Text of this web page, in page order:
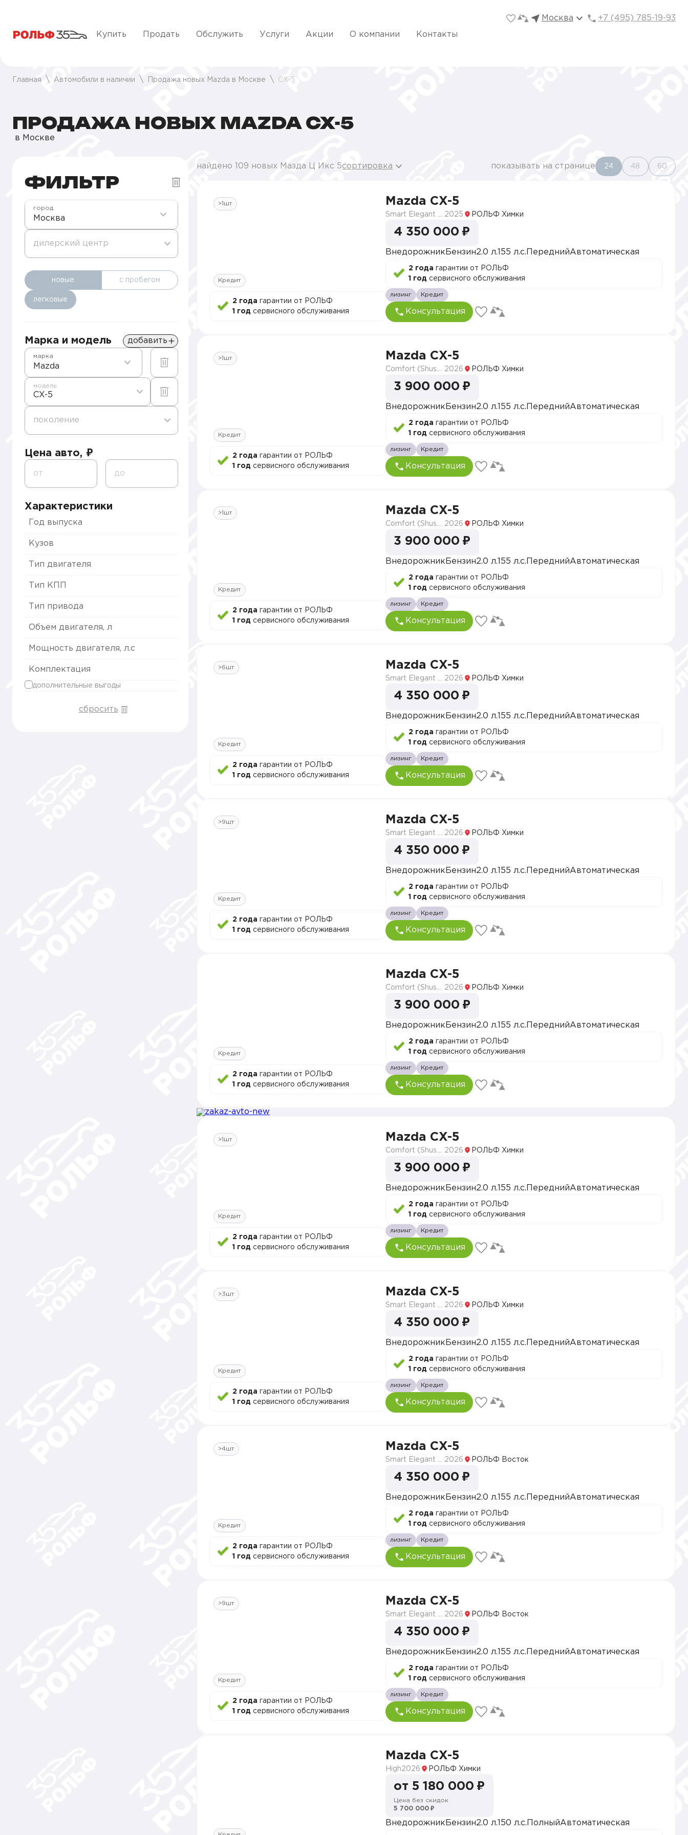
Москва +7 (495) 785-19-93
Купить Продать Обслужить Услуги Акции О компании Контакты
Главная Автомобили в наличии Продажа новых Mazda в Москве CX-5
ПРОДАЖА НОВЫХ MAZDA CX-5
в Москве
ФИЛЬТР
Москва
город
дилерский центр
новые с пробегом
легковые
Марка и модель добавить
Mazda
марка
CX-5
модель
поколение
Цена авто, ₽
от до
Характеристики
Год выпуска
Кузов
Тип двигателя
Тип КПП
Тип привода
Объем двигателя, л
Мощность двигателя, л.с
Комплектация
дополнительные выгоды
сбросить
найдено 109 новых Мазда Ц Икс 5сортировка показывать на странице 24 48 60
>1шт
Кредит
2 года гарантии от РОЛЬФ
1 год сервисного обслуживания
Mazda CX-5
2025 РОЛЬФ Химки
4 350 000 ₽
Внедорожник Бензин2.0 л. 155 л.с. ПереднийАвтоматическая
2 года гарантии от РОЛЬФ
1 год сервисного обслуживания
лизинг Кредит
Консультация
>1шт
Кредит
2 года гарантии от РОЛЬФ
1 год сервисного обслуживания
Mazda CX-5
2026 РОЛЬФ Химки
3 900 000 ₽
Внедорожник Бензин2.0 л. 155 л.с. ПереднийАвтоматическая
2 года гарантии от РОЛЬФ
1 год сервисного обслуживания
лизинг Кредит
Консультация
>1шт
Кредит
2 года гарантии от РОЛЬФ
1 год сервисного обслуживания
Mazda CX-5
2026 РОЛЬФ Химки
3 900 000 ₽
Внедорожник Бензин2.0 л. 155 л.с. ПереднийАвтоматическая
2 года гарантии от РОЛЬФ
1 год сервисного обслуживания
лизинг Кредит
Консультация
>6шт
Кредит
2 года гарантии от РОЛЬФ
1 год сервисного обслуживания
Mazda CX-5
2026 РОЛЬФ Химки
4 350 000 ₽
Внедорожник Бензин2.0 л. 155 л.с. ПереднийАвтоматическая
2 года гарантии от РОЛЬФ
1 год сервисного обслуживания
лизинг Кредит
Консультация
>9шт
Кредит
2 года гарантии от РОЛЬФ
1 год сервисного обслуживания
Mazda CX-5
2026 РОЛЬФ Химки
4 350 000 ₽
Внедорожник Бензин2.0 л. 155 л.с. ПереднийАвтоматическая
2 года гарантии от РОЛЬФ
1 год сервисного обслуживания
лизинг Кредит
Консультация
Кредит
2 года гарантии от РОЛЬФ
1 год сервисного обслуживания
Mazda CX-5
2026 РОЛЬФ Химки
3 900 000 ₽
Внедорожник Бензин2.0 л. 155 л.с. ПереднийАвтоматическая
2 года гарантии от РОЛЬФ
1 год сервисного обслуживания
лизинг Кредит
Консультация
>1шт
Кредит
2 года гарантии от РОЛЬФ
1 год сервисного обслуживания
Mazda CX-5
2026 РОЛЬФ Химки
3 900 000 ₽
Внедорожник Бензин2.0 л. 155 л.с. ПереднийАвтоматическая
2 года гарантии от РОЛЬФ
1 год сервисного обслуживания
лизинг Кредит
Консультация
>3шт
Кредит
2 года гарантии от РОЛЬФ
1 год сервисного обслуживания
Mazda CX-5
2026 РОЛЬФ Химки
4 350 000 ₽
Внедорожник Бензин2.0 л. 155 л.с. ПереднийАвтоматическая
2 года гарантии от РОЛЬФ
1 год сервисного обслуживания
лизинг Кредит
Консультация
>4шт
Кредит
2 года гарантии от РОЛЬФ
1 год сервисного обслуживания
Mazda CX-5
2026 РОЛЬФ Восток
4 350 000 ₽
Внедорожник Бензин2.0 л. 155 л.с. ПереднийАвтоматическая
2 года гарантии от РОЛЬФ
1 год сервисного обслуживания
лизинг Кредит
Консультация
>9шт
Кредит
2 года гарантии от РОЛЬФ
1 год сервисного обслуживания
Mazda CX-5
2026 РОЛЬФ Восток
4 350 000 ₽
Внедорожник Бензин2.0 л. 155 л.с. ПереднийАвтоматическая
2 года гарантии от РОЛЬФ
1 год сервисного обслуживания
лизинг Кредит
Консультация
Mazda CX-5
High2026 РОЛЬФ Химки
от 5 180 000 ₽
Цена без скидок
5 700 000 ₽
Внедорожник Бензин2.0 л. 150 л.с. ПолныйАвтоматическая